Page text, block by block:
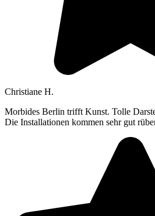
Christiane H.
Morbides Berlin trifft Kunst. Tolle
Die Installationen kommen sehr gut